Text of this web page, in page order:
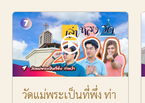
วัดแม่พระเป็นที่พึ่ง ท่า